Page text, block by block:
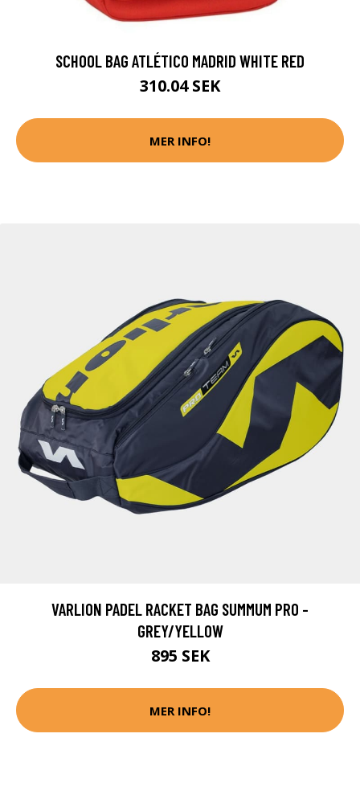
SCHOOL BAG ATLÉTICO MADRID WHITE RED
310.04 SEK
MER INFO!
VARLION PADEL RACKET BAG SUMMUM PRO -
GREY/YELLOW
895 SEK
MER INFO!